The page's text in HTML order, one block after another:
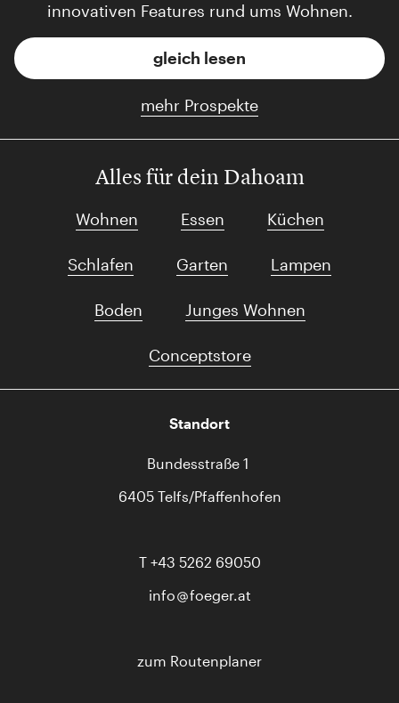
innovativen Features rund ums Wohnen.
gleich lesen
mehr Prospekte
Alles für dein Dahoam
Wohnen Essen Küchen
Schlafen Garten Lampen
Boden Junges Wohnen
Conceptstore
Standort
Bundesstraße 1
6405 Telfs/Pfaffenhofen
T +43 5262 69050
info
foeger.at
zum Routenplaner